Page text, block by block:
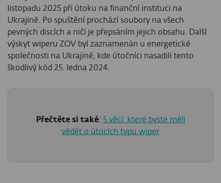
listopadu 2025 při útoku na finanční instituci na
Ukrajině. Po spuštění prochází soubory na všech
pevných discích a ničí je přepsáním jejich obsahu. Další
výskyt wiperu ZOV byl zaznamenán u energetické
společnosti na Ukrajině, kde útočníci nasadili tento
škodlivý kód 25. ledna 2024.
Přečtěte si také: 5 věcí, které byste měli
vědět o útocích typu wiper